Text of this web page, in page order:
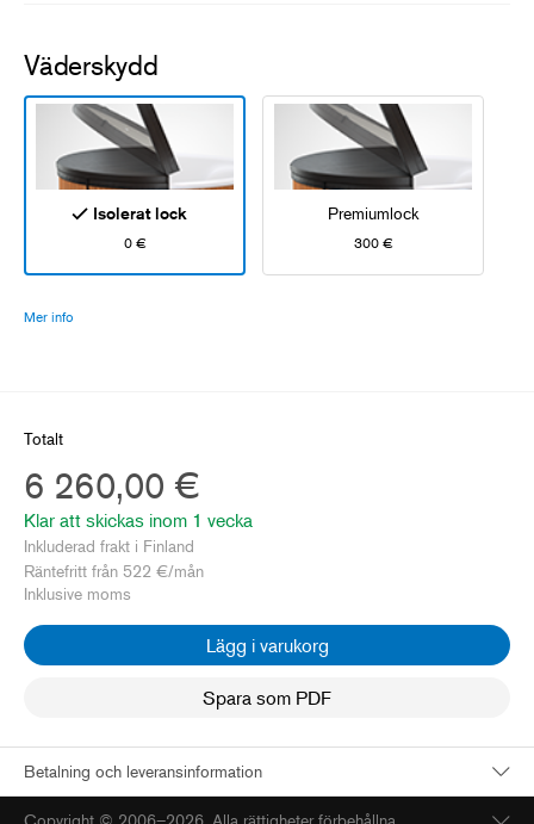
Väderskydd
Isolerat lock
0 €
Premiumlock
300 €
Mer info
Totalt
6 260,00 €
Klar att skickas inom 1 vecka
Inkluderad frakt i Finland
Räntefritt från 522 €/mån
Inklusive moms
Lägg i varukorg
Spara som PDF
Betalning och leveransinformation
Copyright © 2006–2026. Alla rättigheter förbehållna.